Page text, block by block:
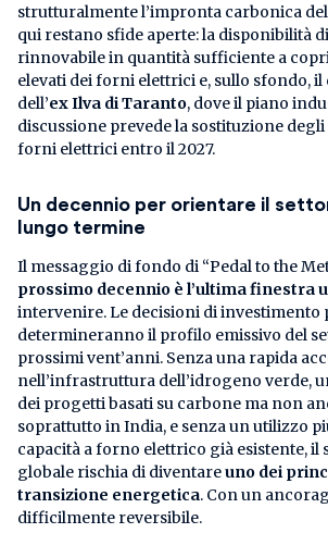
strutturalmente l’impronta carbonica
qui restano sfide aperte: la disponibilità
rinnovabile in quantità sufficiente a
elevati dei forni elettrici e, sullo sfondo,
dell’ex Ilva di Taranto, dove il piano
discussione prevede la sostituzione
forni elettrici entro il 2027.
Un decennio per orientare il
lungo termine
Il messaggio di fondo di “Pedal to the
prossimo decennio è l’ultima finestra
intervenire. Le decisioni di investimento
determineranno il profilo emissivo del
prossimi vent’anni. Senza una rapida
nell’infrastruttura dell’idrogeno verde,
dei progetti basati su carbone ma non
soprattutto in India, e senza un utilizzo
capacità a forno elettrico già esistente,
globale rischia di diventareuno dei
transizione energetica. Con un
difficilmente reversibile.